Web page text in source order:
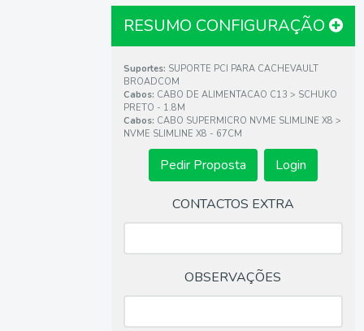
RESUMO CONFIGURAÇÃO
Suportes: SUPORTE PCI PARA CACHEVAULT
BROADCOM
Cabos: CABO DE ALIMENTACAO C13 > SCHUKO
PRETO - 1.8M
Cabos: CABO SUPERMICRO NVME SLIMLINE X8 >
NVME SLIMLINE X8 - 67CM
CONTACTOS EXTRA
OBSERVAÇÕES